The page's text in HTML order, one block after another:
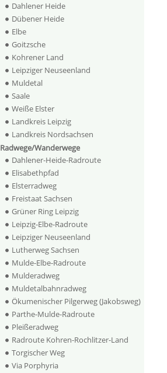
Dahlener Heide
Dübener Heide
Elbe
Goitzsche
Kohrener Land
Leipziger Neuseenland
Muldetal
Saale
Weiße Elster
Landkreis Leipzig
Landkreis Nordsachsen
Radwege/Wanderwege
Dahlener-Heide-Radroute
Elisabethpfad
Elsterradweg
Freistaat Sachsen
Grüner Ring Leipzig
Leipzig-Elbe-Radroute
Leipziger Neuseenland
Lutherweg Sachsen
Mulde-Elbe-Radroute
Mulderadweg
Muldetalbahnradweg
Ökumenischer Pilgerweg (Jakobsweg)
Parthe-Mulde-Radroute
Pleißeradweg
Radroute Kohren-Rochlitzer-Land
Torgischer Weg
Via Porphyria